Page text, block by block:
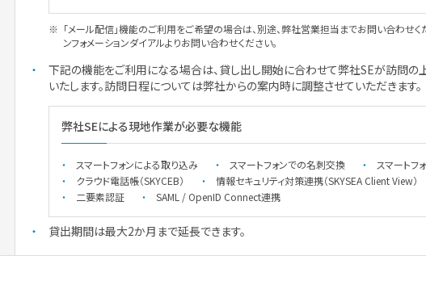
「メール配信」機能のご利用をご希望の場合は、別途、弊社営業担当までお問い合わせ
ンフォメーションダイアルよりお問い合わせください。
下記の機能をご利用になる場合は、貸し出し開始に合わせて弊社SEが訪問の
いたします。訪問日程については弊社からの案内時に調整させていただきます。
弊社SEによる現地作業が必要な機能
スマートフォンによる取り込み スマートフォンでの名刺交換 スマートフ
クラウド電話帳（SKYCEB）
情報セキュリティ対策連携（SKYSEA Client View）
二要素認証
SAML / OpenID Connect連携
貸出期間は最大2か月まで延長できます。